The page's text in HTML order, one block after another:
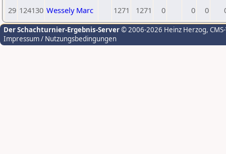
29 124130 Wessely Marc 1271 1271 0 0 0
Der Schachturnier-Ergebnis-Server© 2006-2026 Heinz Herzog,
Impressum / Nutzungsbedingungen